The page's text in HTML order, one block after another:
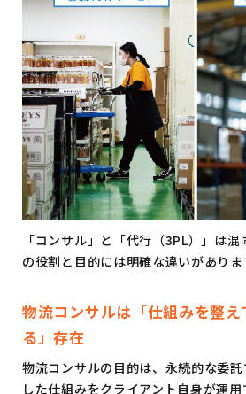
「コンサル」と「代行（3PL）」は
の役割と目的には明確な違いがありま
物流コンサルは「仕組みを整
る」存在
物流コンサルの目的は、永続的な委
した仕組みをクライアント自身が運